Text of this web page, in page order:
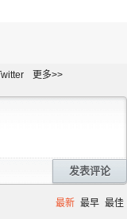
更多>>
发表评论
最新 最早 最佳